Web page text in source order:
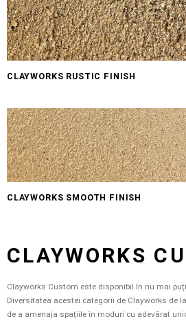
CLAYWORKS RUSTIC FINISH
CLAYWORKS SMOOTH FINISH
CLAYWORKS
Clayworks Custom este disponibil în nu mai
Diversitatea acestei categorii de Clayworks de
de a amenaja spațiile în moduri cu adevărat